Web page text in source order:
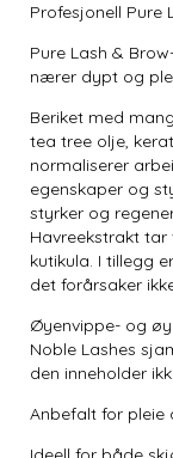
Profesjonell Pure
Pure Lash &
nærer dypt og
Beriket med
tea tree olje,
normaliserer
egenskaper og
styrker og
Havreekstrakt
kutikula. I tillegg
det forårsaker
Øyenvippe- og
Noble Lashes
den inneholder
Anbefalt for pleie